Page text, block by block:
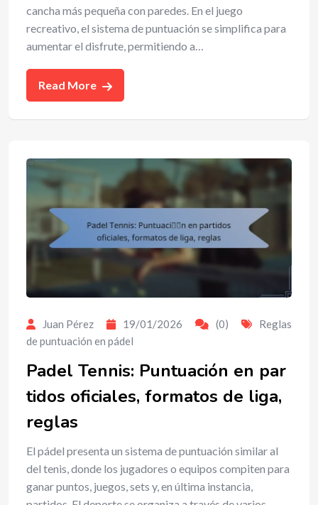
cancha más pequeña con paredes. En el juego
recreativo, el sistema de puntuación se simplifica para
aumentar el disfrute, permitiendo a…
Read More
Juan Pérez 19/01/2026 (0)
Reglas
de puntuación en pádel
Padel Tennis: Puntuación en par
tidos oficiales, formatos de liga,
reglas
El pádel presenta un sistema de puntuación similar al
del tenis, donde los jugadores o equipos compiten para
ganar puntos, juegos, sets y, en última instancia,